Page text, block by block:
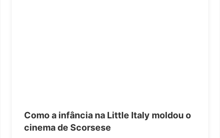
Como a infância na Little Italy moldou o
cinema de Scorsese